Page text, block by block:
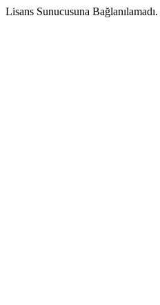
Lisans Sunucusuna